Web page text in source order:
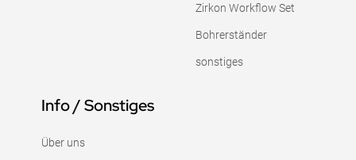
Zirkon Workflow Set
Bohrerständer
sonstiges
Info / Sonstiges
Über uns